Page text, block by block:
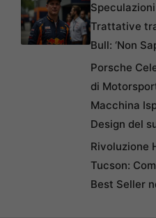
Trattative
Bull: ‘Non
Porsche
di
Macchina
Design del
Rivoluzione
Tucson:
Best Seller